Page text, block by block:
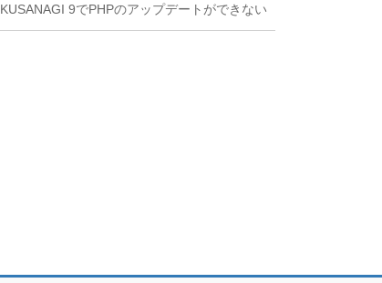
KUSANAGI 9でPHPのアップデートができない